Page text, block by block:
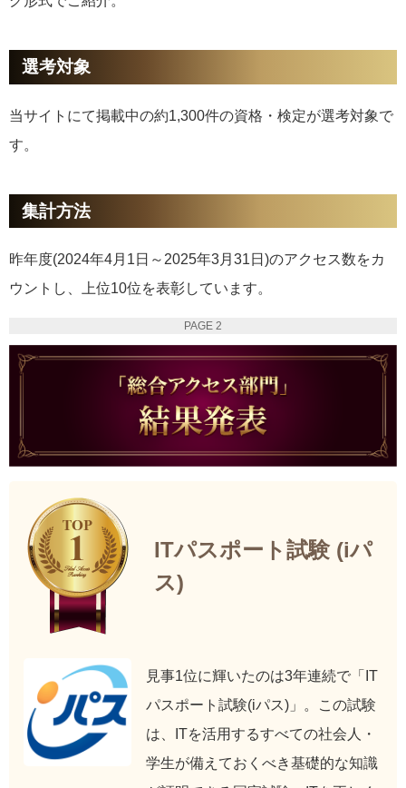
選考対象
当サイトにて掲載中の約1,300件の資格・検定が選考対象で
す。
集計方法
昨年度(2024年4月1日～2025年3月31日)のアクセス数をカ
ウントし、上位10位を表彰しています。
PAGE 2
ITパスポート試験 (iパ
ス)
見事1位に輝いたのは3年連続で「IT
パスポート試験(iパス)」。この試験
は、ITを活用するすべての社会人・
学生が備えておくべき基礎的な知識